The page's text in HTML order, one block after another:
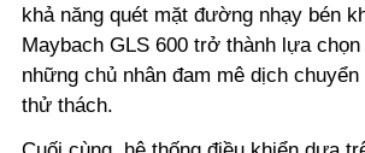
khả năng quét mặt đường nhạy bén
Maybach GLS 600 trở thành lựa
những chủ nhân đam mê dịch chuyển
thử thách.